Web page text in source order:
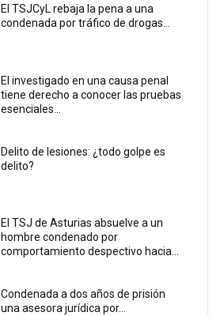
El TSJCyL rebaja la pena a una
condenada por tráfico de drogas...
El investigado en una causa penal
tiene derecho a conocer las pruebas
esenciales...
Delito de lesiones: ¿todo golpe es
delito?
El TSJ de Asturias absuelve a un
hombre condenado por
comportamiento despectivo hacia...
Condenada a dos años de prisión
una asesora jurídica por...